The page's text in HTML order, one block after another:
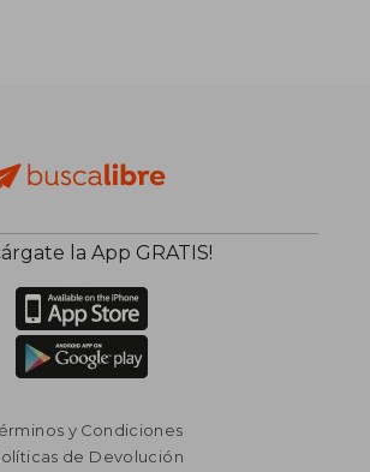
la App GRATIS!
y Condiciones
de Devolución